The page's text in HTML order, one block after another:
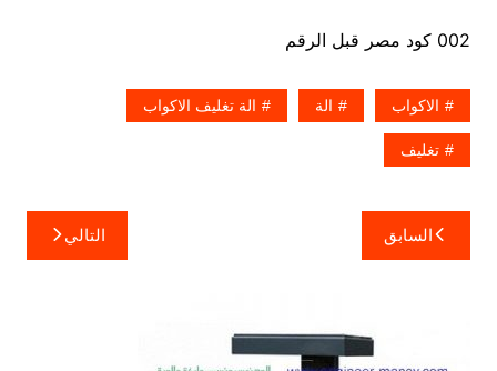
002 كود مصر قبل الرقم
الاكواب الة الة تغليف الاكواب
تغليف
تصفّح
المقالات
السابق التالي